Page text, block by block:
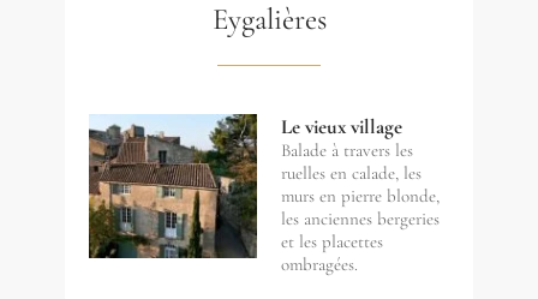
Eygalières
Le vieux village
Balade à travers les
ruelles en calade, les
murs en pierre blonde,
les anciennes bergeries
et les placettes
ombragées.